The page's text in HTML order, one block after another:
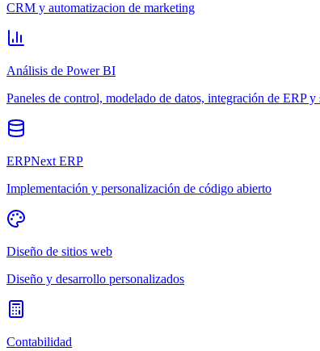
CRM y automatizacion de marketing
Análisis de Power BI
Paneles de control, modelado de datos, integración de ERP
ERPNext ERP
Implementación y personalización de código abierto
Diseño de sitios web
Diseño y desarrollo personalizados
Contabilidad